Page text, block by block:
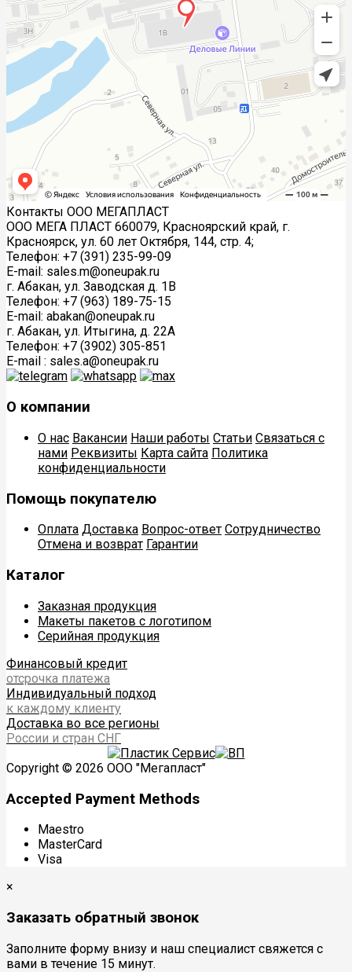
Контакты ООО МЕГАПЛАСТ
ООО МЕГА ПЛАСТ 660079, Красноярский край, г.
Красноярск, ул. 60 лет Октября, 144, стр. 4;
Телефон: +7 (391) 235-99-09
E-mail: sales.m@oneupak.ru
г. Абакан, ул. Заводская д. 1В
Телефон: +7 (963) 189-75-15
E-mail: abakan@oneupak.ru
г. Абакан, ул. Итыгина, д. 22А
Телефон: +7 (3902) 305-851
E-mail : sales.a@oneupak.ru
О компании
О нас Вакансии Наши работы Статьи Связаться с
нами Реквизиты Карта сайта Политика
конфиденциальности
Помощь покупателю
Оплата Доставка Вопрос-ответ Сотрудничество
Отмена и возврат Гарантии
Каталог
Заказная продукция
Макеты пакетов с логотипом
Серийная продукция
Финансовый кредит
отсрочка платежа
Индивидуальный подход
к каждому клиенту
Доставка во все регионы
России и стран СНГ
Copyright © 2026 ООО "Мегапласт"
Accepted Payment Methods
Maestro
MasterCard
Visa
×
Заказать обратный звонок
Заполните форму внизу и наш специалист свяжется с
вами в течение 15 минут.